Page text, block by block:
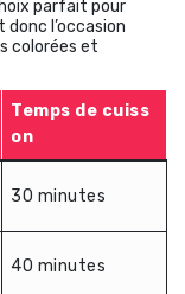
parfait pour
l’occasion
colorées et
Temps de cuiss
on
30 minutes
40 minutes